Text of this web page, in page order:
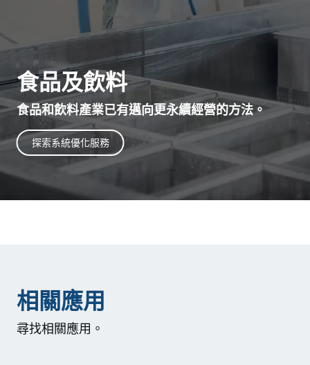
食品及飲料
食品和飲料產業已有邁向更永續經營的方法。
探索系統優化服務
相關應用
尋找相關應用。